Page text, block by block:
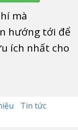
mà
hướng tới để
ích nhất cho
Tin tức